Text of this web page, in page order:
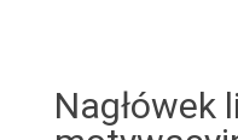
Nagłówek